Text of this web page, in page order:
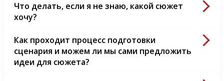
Что делать, если я не знаю, какой сюжет
хочу?
Как проходит процесс подготовки
сценария и можем ли мы сами предложить
идеи для сюжета?